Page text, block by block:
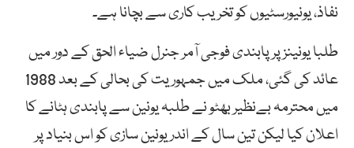
نفاذ، یونیورسٹیوں کو تخریب کاری سے بچانا ہے۔
طلبا یونینز پر پابندی فوجی آمر جنرل ضیاء الحق کے دور میں
عائد کی گئی، ملک میں جمہوریت کی بحالی کے بعد 1988
میں محترمہ بےنظیر بھٹو نے طلبہ یونین سے پابندی ہٹانے کا
اعلان کیا لیکن تین سال کے اندر یونین سازی کو اس بنیاد پر